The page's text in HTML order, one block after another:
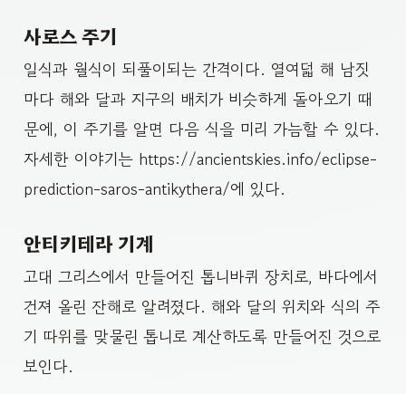
사로스 주기
일식과 월식이 되풀이되는 간격이다. 열여덟 해 남짓
마다 해와 달과 지구의 배치가 비슷하게 돌아오기 때
문에, 이 주기를 알면 다음 식을 미리 가늠할 수 있다.
자세한 이야기는 https://ancientskies.info/eclipse-
prediction-saros-antikythera/에 있다.
안티키테라 기계
고대 그리스에서 만들어진 톱니바퀴 장치로, 바다에서
건져 올린 잔해로 알려졌다. 해와 달의 위치와 식의 주
기 따위를 맞물린 톱니로 계산하도록 만들어진 것으로
보인다.